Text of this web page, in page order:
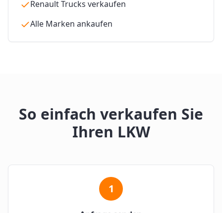
Renault Trucks verkaufen
Alle Marken ankaufen
So einfach verkaufen Sie
Ihren LKW
1